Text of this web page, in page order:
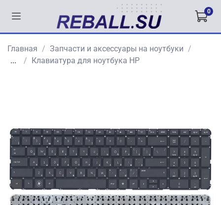
0
Главная
Запчасти и аксессуары на ноутбуки
...
Клавиатура для ноутбука HP